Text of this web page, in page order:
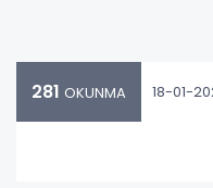
281 OKUNMA 18-01-